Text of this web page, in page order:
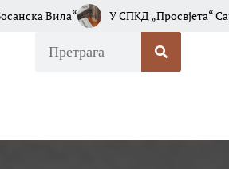
Сарајево Одржана Промоција